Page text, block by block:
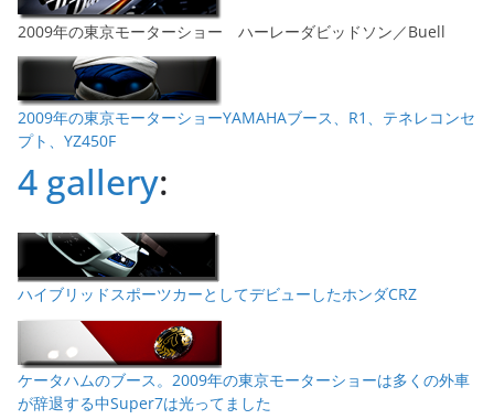
2009年の東京モーターショー ハーレーダビッドソン／Buell
2009年の東京モーターショーYAMAHAブース、R1、テネレコンセ
プト、YZ450F
4 gallery:
ハイブリッドスポーツカーとしてデビューしたホンダCRZ
ケータハムのブース。2009年の東京モーターショーは多くの外車
が辞退する中Super7は光ってました